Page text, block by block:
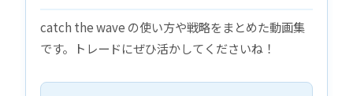
catch the wave の使い方や戦略をまとめた動画集
です。トレードにぜひ活かしてくださいね！